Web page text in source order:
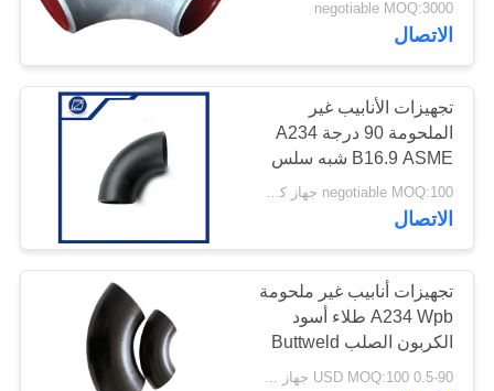
جولة
في
المعمل
مراقبة
الجودة
اتصل
negotiable MOQ:3000
الاتصال
تجهيزات الأنابيب غير
الملحومة 90 درجة A234
B16.9 ASME شبه سلس
بوتويلد الكربون الصلب
الكوع
negotiable MOQ:100 جهاز كمبيوتر شخصى
الاتصال
تجهيزات أنابيب غير ملحومة
A234 Wpb طلاء أسود
الكربون الصلب Buttweld